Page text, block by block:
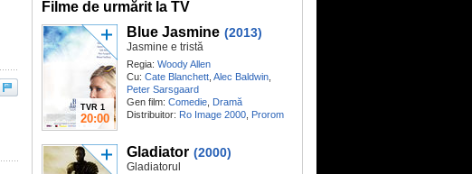
Filme de urmărit la TV
TVR 1
20:00
Blue Jasmine (2013)
Jasmine e tristă
Regia: Woody Allen
Cu: Cate Blanchett Alec Baldwin
Peter Sarsgaard
Gen film: Comedie Dramă
Distribuitor: Ro Image 2000 Prorom
Gladiator (2000)
Gladiatorul